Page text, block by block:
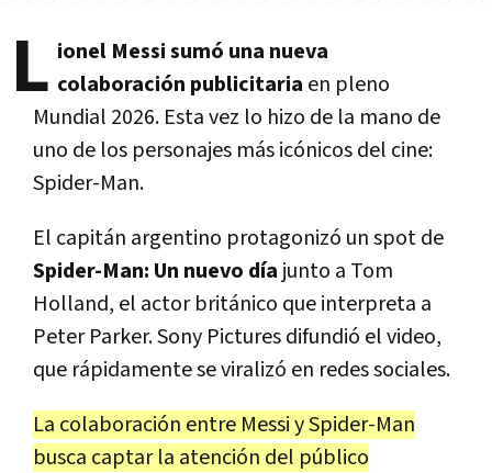
L ionel Messi sumó una nueva
colaboración publicitaria en pleno
Mundial 2026. Esta vez lo hizo de la mano de
uno de los personajes más icónicos del cine:
Spider-Man.
El capitán argentino protagonizó un spot de
Spider-Man: Un nuevo día junto a Tom
Holland, el actor británico que interpreta a
Peter Parker. Sony Pictures difundió el video,
que rápidamente se viralizó en redes sociales.
La colaboración entre Messi y Spider-Man
busca captar la atención del público